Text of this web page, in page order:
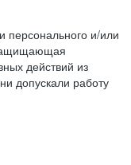
персонального и/или
действий из
допускали работу